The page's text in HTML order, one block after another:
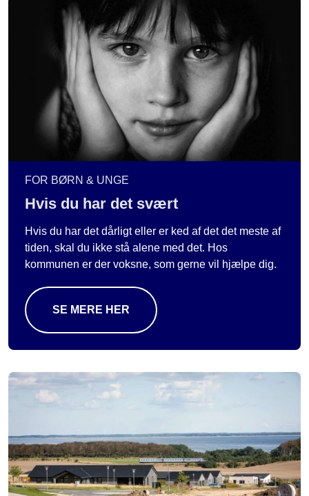
FOR BØRN & UNGE
Hvis du har det svært
Hvis du har det dårligt eller er ked af det det meste af
tiden, skal du ikke stå alene med det. Hos
kommunen er der voksne, som gerne vil hjælpe dig.
SE MERE HER